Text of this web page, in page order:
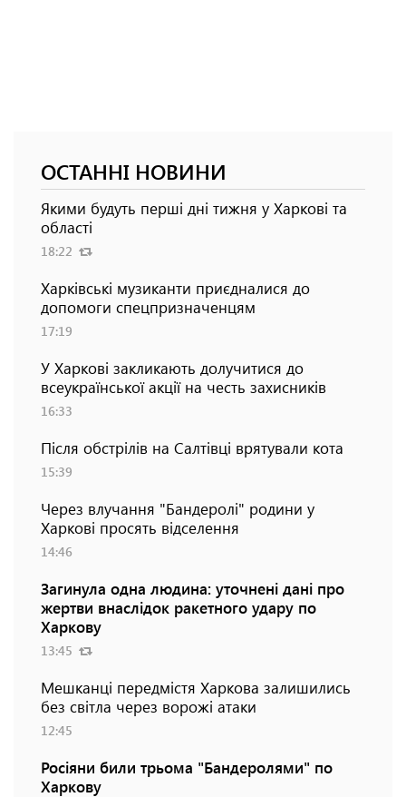
ОСТАННІ НОВИНИ
Якими будуть перші дні тижня у Харкові та
області
18:22
Харківські музиканти приєдналися до
допомоги спецпризначенцям
17:19
У Харкові закликають долучитися до
всеукраїнської акції на честь захисників
16:33
Після обстрілів на Салтівці врятували кота
15:39
Через влучання "Бандеролі" родини у
Харкові просять відселення
14:46
Загинула одна людина: уточнені дані про
жертви внаслідок ракетного удару по
Харкову
13:45
Мешканці передмістя Харкова залишились
без світла через ворожі атаки
12:45
Росіяни били трьома "Бандеролями" по
Харкову